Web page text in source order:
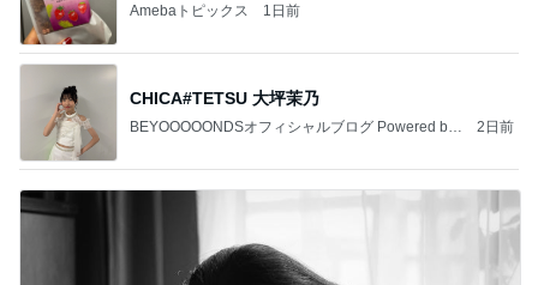
Amebaトピックス 1日前
CHICA#TETSU 大坪茉乃
BEYOOOOONDSオフィシャルブログ Powered by
2日前